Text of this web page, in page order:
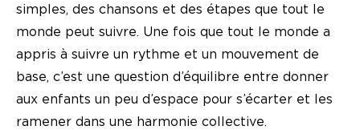
simples, des chansons et des étapes que tout le
monde peut suivre. Une fois que tout le monde a
appris à suivre un rythme et un mouvement de
base, c’est une question d’équilibre entre donner
aux enfants un peu d’espace pour s’écarter et les
ramener dans une harmonie collective.